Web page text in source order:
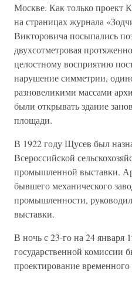
Москве. Как только проект
на страницах журнала
Викторовича посыпались
двухсотметровая
целостному восприятию
нарушение симметрии,
разновеликими массами
были открывать здание
площади.
В 1922 году Щусев был
Всероссийской
промышленной выставки.
бывшего механического
промышленности,
выставки.
В ночь с 23-го на 24 января
государственной комиссии
проектирование временного